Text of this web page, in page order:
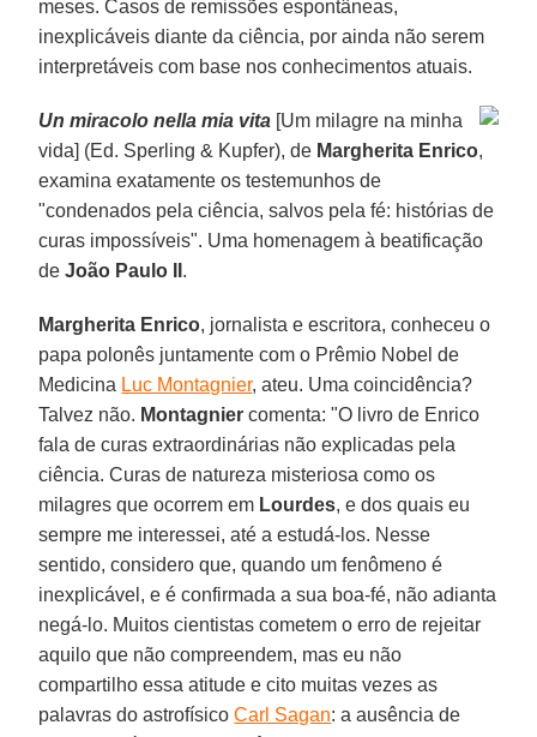
meses. Casos de remissões espontâneas,
inexplicáveis diante da ciência, por ainda não serem
interpretáveis com base nos conhecimentos atuais.
Un miracolo nella mia vita [Um milagre na minha
vida] (Ed. Sperling & Kupfer), de Margherita Enrico,
examina exatamente os testemunhos de
"condenados pela ciência, salvos pela fé: histórias de
curas impossíveis". Uma homenagem à beatificação
deJoão Paulo II .
Margherita Enrico, jornalista e escritora, conheceu o
papa polonês juntamente com o Prêmio Nobel de
Medicina Luc Montagnier, ateu. Uma coincidência?
Talvez não. Montagniercomenta: "O livro de Enrico
fala de curas extraordinárias não explicadas pela
ciência. Curas de natureza misteriosa como os
milagres que ocorrem em Lourdes, e dos quais eu
sempre me interessei, até a estudá-los. Nesse
sentido, considero que, quando um fenômeno é
inexplicável, e é confirmada a sua boa-fé, não adianta
negá-lo. Muitos cientistas cometem o erro de rejeitar
aquilo que não compreendem, mas eu não
compartilho essa atitude e cito muitas vezes as
palavras do astrofísicoCarl Sagan: a ausência de